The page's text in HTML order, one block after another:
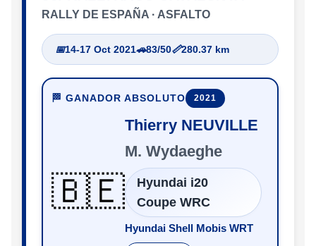
RALLY DE ESPAÑA · ASFALTO
📅14-17 Oct 2021🚗83/50📏280.37 km
🏁 GANADOR ABSOLUTO 2021
🇧🇪
Thierry NEUVILLE
M. Wydaeghe
Hyundai i20
Coupe WRC
Hyundai Shell Mobis WRT